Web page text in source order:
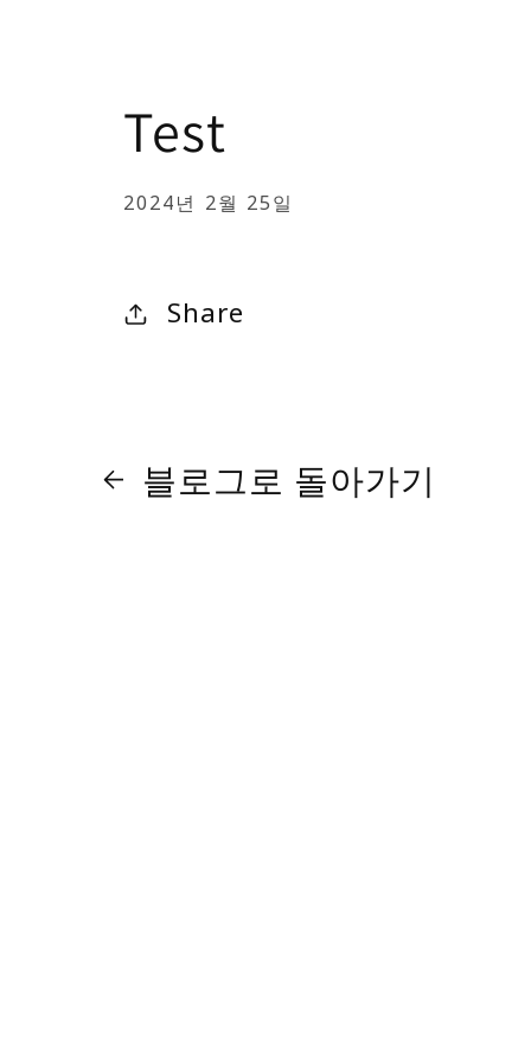
기
Test
2024년 2월 25일
Share
블로그로 돌아가기